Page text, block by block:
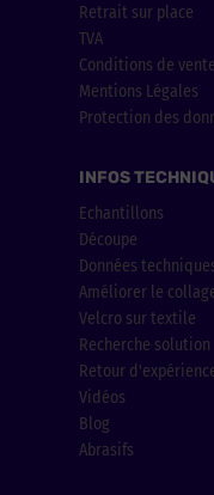
Retrait sur place
TVA
Conditions de vente
Mentions Légales
Protection des
INFOS
Echantillons
Découpe
Données
Améliorer le
Velcro sur textile
Recherche solution
Retour
Vidéos
Blog
Abrasifs